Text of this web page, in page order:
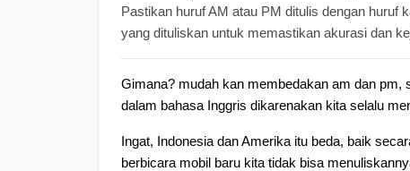
Pastikan huruf AM atau PM ditulis dengan huruf
yang dituliskan untuk memastikan akurasi dan
Gimana? mudah kan membedakan am dan pm,
dalam bahasa Inggris dikarenakan kita selalu
Ingat, Indonesia dan Amerika itu beda, baik
berbicara mobil baru kita tidak bisa